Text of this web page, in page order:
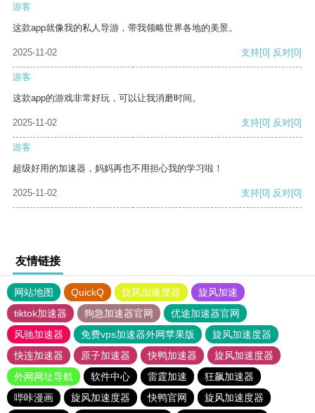
游客
这款app就像我的私人导游，带我领略世界各地的美景。
2025-11-02 支持[0] 反对[0]
游客
这款app的游戏非常好玩，可以让我消磨时间。
2025-11-02 支持[0] 反对[0]
游客
超级好用的加速器，妈妈再也不用担心我的学习啦！
2025-11-02 支持[0] 反对[0]
友情链接
网站地图 QuickQ 旋风加速度器
旋风加速
tiktok加速器
狗急加速器官网
优途加速器官网
风驰加速器
免费vps加速器外网苹果版
旋风加速度器
快连加速器
原子加速器 快鸭加速器
旋风加速度器
外网网址导航
软件中心 雷霆加速
狂飙加速器
哔咔漫画
旋风加速度器 快鸭官网 旋风加速度器